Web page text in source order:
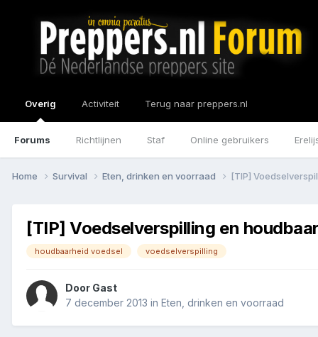
Overig
Forums Richtlijnen Staf Online gebruikers
Activiteit Terug naar preppers.nl
Home Survival Eten, drinken en voorraad [TIP]
[TIP] Voedselverspilling en
houdbaarheid voedsel voedselverspilling
Door Gast
7 december 2013 in Eten, drinken en voorraad